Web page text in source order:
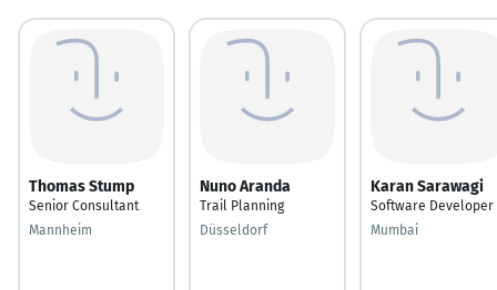
Thomas Stump
Senior Consultant
Mannheim
Nuno Aranda
Trail Planning
Düsseldorf
Karan Sarawagi
Software Developer
Mumbai